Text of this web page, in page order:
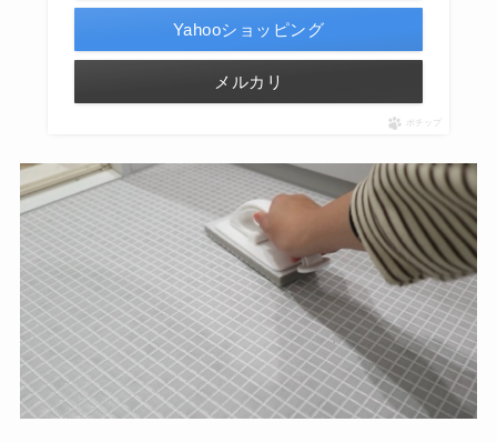
Yahooショッピング
メルカリ
ポチップ